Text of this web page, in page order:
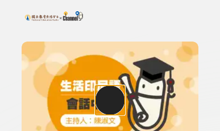
上方功能區塊
搜尋關鍵字：可輸入節目名稱、主持人或關鍵字